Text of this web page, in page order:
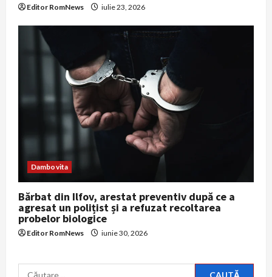
Editor RomNews iulie 23, 2026
Dambovita
Bărbat din Ilfov, arestat preventiv după ce a
agresat un polițist și a refuzat recoltarea
probelor biologice
Editor RomNews iunie 30, 2026
Caută